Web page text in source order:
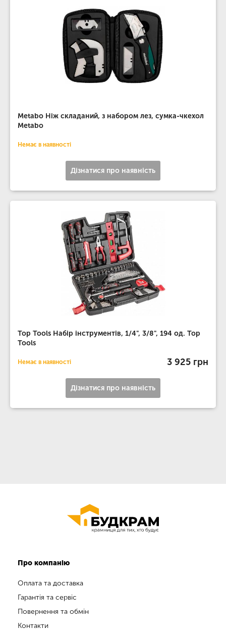
Metabo Ніж складаний, з набором лез, сумка-чкехол
Metabo
Немає в наявності
Дізнатися про наявність
Top Tools Набір інструментів, 1/4", 3/8", 194 од. Top
Tools
Немає в наявності 3 925 грн
Дізнатися про наявність
Про компанію
Оплата та доставка
Гарантія та сервіс
Повернення та обмін
Контакти